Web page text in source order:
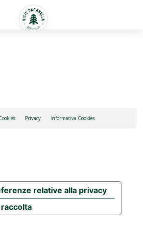
Privacy Informativa Cookies
relative alla privacy